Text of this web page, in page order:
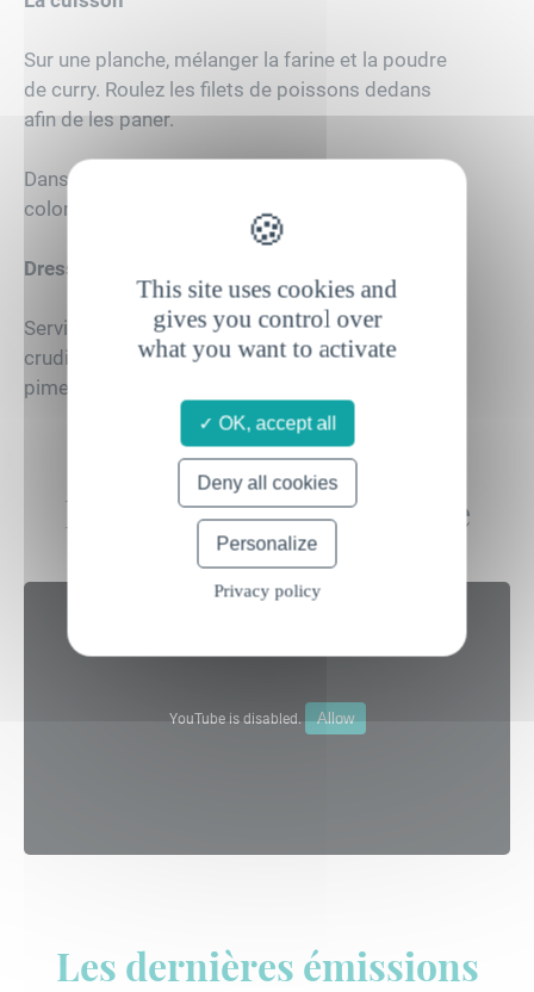
Sur une planche, mélanger la farine et la poudre
de curry. Roulez les filets de poissons dedans
afin de les paner.
Dans une poêle, faites frire dans l’huile jusqu’à
coloration. Réserver sur un papier absorbant.
Dressage
Servir bien chaud avec une salade de tomates et
crudités accompagnés d’une vinaigrette à l’ail et
piments doux.
L'émission de la recette
YouTube is disabled. Allow
Les dernières émissions
This site uses cookies and
gives you control over
what you want to activate
OK, accept all
Deny all cookies
Personalize
Privacy policy